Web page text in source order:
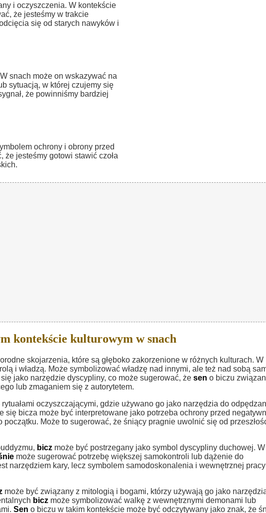
i oczyszczenia. W kontekście
że jesteśmy w trakcie
się od starych nawyków i
snach może on wskazywać na
sytuacją, w której czujemy się
że powinniśmy bardziej
ochrony i obrony przed
że jesteśmy gotowi stawić czoła
kontekście kulturowym w snach
skojarzenia, które są głęboko zakorzenione w różnych kulturach. W
i władzą. Może symbolizować władzę nad innymi, ale też nad sobą
jako narzędzie dyscypliny, co może sugerować, że sen o biczu
lub zmaganiem się z autorytetem.
rytuałami oczyszczającymi, gdzie używano go jako narzędzia do
się bicza może być interpretowane jako potrzeba ochrony przed
Może to sugerować, że śniący pragnie uwolnić się od
bicz może być postrzegany jako symbol dyscypliny duchowej. W
może sugerować potrzebę większej samokontroli lub dążenie do
narzędziem kary, lecz symbolem samodoskonalenia i wewnętrznej
może być związany z mitologią i bogami, którzy używają go jako
bicz może symbolizować walkę z wewnętrznymi demonami lub
Sen o biczu w takim kontekście może być odczytywany jako znak, że